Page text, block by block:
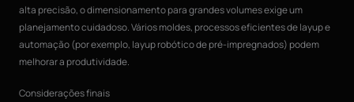
alta precisão, o dimensionamento para grandes volumes exige um
planejamento cuidadoso. Vários moldes, processos eficientes de layup e
automação (por exemplo, layup robótico de pré-impregnados) podem
melhorar a produtividade.
Considerações finais